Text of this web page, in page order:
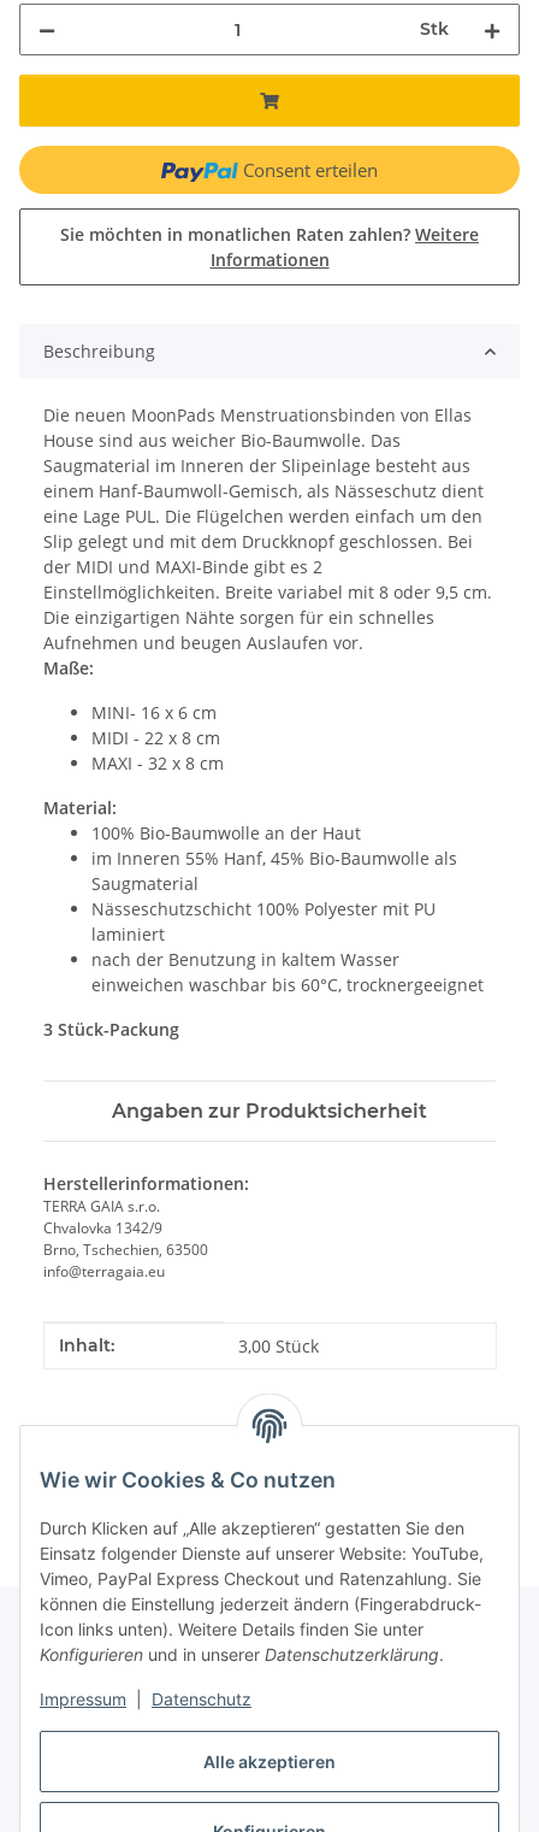
Alle akzeptieren
Wie wir Cookies & Co nutzen
Durch Klicken auf „Alle akzeptieren“ gestatten Sie den
Einsatz folgender Dienste auf unserer Website: YouTube,
Vimeo, PayPal Express Checkout und Ratenzahlung. Sie
können die Einstellung jederzeit ändern (Fingerabdruck-
Icon links unten). Weitere Details finden Sie unter
Konfigurieren und in unserer Datenschutzerklärung.
Impressum Datenschutz
Stk
Consent erteilen
Sie möchten in monatlichen Raten zahlen? Weitere
Informationen
Beschreibung
Die neuen MoonPads Menstruationsbinden von Ellas
House sind aus weicher Bio-Baumwolle. Das
Saugmaterial im Inneren der Slipeinlage besteht aus
einem Hanf-Baumwoll-Gemisch, als Nässeschutz dient
eine Lage PUL. Die Flügelchen werden einfach um den
Slip gelegt und mit dem Druckknopf geschlossen. Bei
der MIDI und MAXI-Binde gibt es 2
Einstellmöglichkeiten. Breite variabel mit 8 oder 9,5 cm.
Die einzigartigen Nähte sorgen für ein schnelles
Aufnehmen und beugen Auslaufen vor.
Maße:
MINI- 16 x 6 cm
MIDI - 22 x 8 cm
MAXI - 32 x 8 cm
Material:
100% Bio-Baumwolle an der Haut
im Inneren 55% Hanf, 45% Bio-Baumwolle als
Saugmaterial
Nässeschutzschicht 100% Polyester mit PU
laminiert
nach der Benutzung in kaltem Wasser
einweichen waschbar bis 60°C, trocknergeeignet
3 Stück-Packung
Angaben zur Produktsicherheit
Herstellerinformationen:
TERRA GAIA s.r.o.
Chvalovka 1342/9
Brno, Tschechien, 63500
info@terragaia.eu
Produkteigenschaft
Wert
Inhalt: 3,00 Stück
Informationen